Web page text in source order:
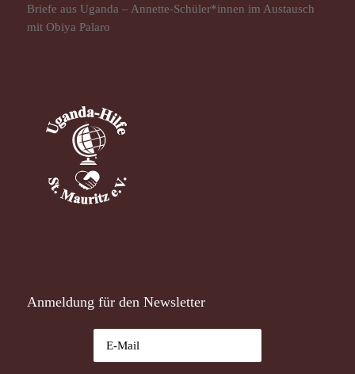
Briefe aus Uganda – Annette-Schüler*innen im Austausch
mit Obiya Palaro
Anmeldung für den Newsletter